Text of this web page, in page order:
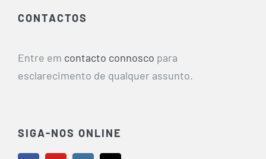
CONTACTOS
Entre em contacto connosco para
esclarecimento de qualquer assunto.
SIGA-NOS ONLINE